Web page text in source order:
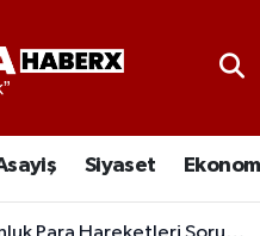
Siyaset